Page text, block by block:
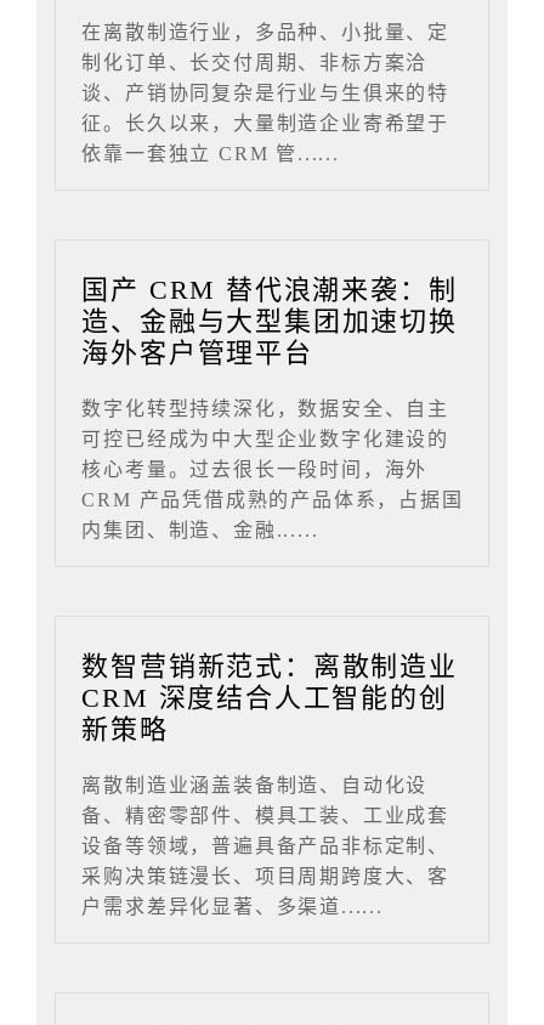
在离散制造行业，多品种、小批量、定
制化订单、长交付周期、非标方案洽
谈、产销协同复杂是行业与生俱来的特
征。长久以来，大量制造企业寄希望于
依靠一套独立 CRM 管......
国产 CRM 替代浪潮来袭：制
造、金融与大型集团加速切换
海外客户管理平台
数字化转型持续深化，数据安全、自主
可控已经成为中大型企业数字化建设的
核心考量。过去很长一段时间，海外
CRM 产品凭借成熟的产品体系，占据国
内集团、制造、金融......
数智营销新范式：离散制造业
CRM 深度结合人工智能的创
新策略
离散制造业涵盖装备制造、自动化设
备、精密零部件、模具工装、工业成套
设备等领域，普遍具备产品非标定制、
采购决策链漫长、项目周期跨度大、客
户需求差异化显著、多渠道......